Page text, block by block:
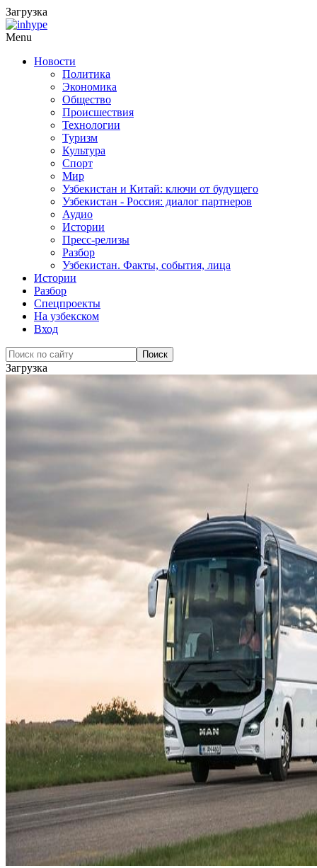
Загрузка
Menu
Новости
Политика
Экономика
Общество
Происшествия
Технологии
Туризм
Культура
Спорт
Мир
Узбекистан и Китай: ключи от будущего
Узбекистан - Россия: диалог партнеров
Аудио
Истории
Пресс-релизы
Разбор
Узбекистан. Факты, события, лица
Истории
Разбор
Спецпроекты
На узбекском
Вход
Загрузка